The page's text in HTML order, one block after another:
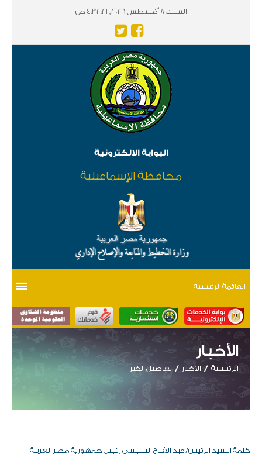
السبت 8 أغسطس 2026, 4:32:22 ص
البوابة الالكترونية
محافظة الإسماعيلية
القائمة الرئيسية
الأخبار
الرئيسية الاخبار تفاصيل الخبر
كلمة السيد الرئيس/ عبد الفتاح السيسي رئيس جمهورية مصر العربية